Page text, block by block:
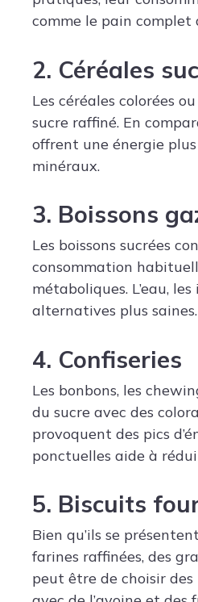
comme le pain
2. Céréales
Les céréales colorées
sucre raffiné. En
offrent une énergie
minéraux.
3. Boissons
Les boissons sucrées
consommation
métaboliques. L’eau,
alternatives plus saines.
4. Confiseries
Les bonbons, les
du sucre avec des
provoquent des pics
ponctuelles aide à
5. Biscuits
Bien qu’ils se
farines raffinées, des
peut être de choisir